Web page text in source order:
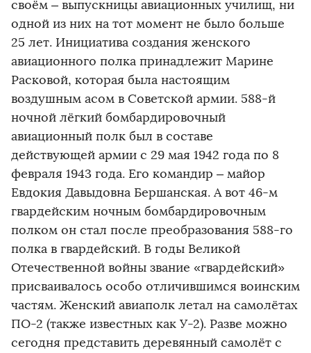
своём – выпускницы авиационных училищ, ни
одной из них на тот момент не было больше
25 лет. Инициатива создания женского
авиационного полка принадлежит Марине
Расковой, которая была настоящим
воздушным асом в Советской армии. 588-й
ночной лёгкий бомбардировочный
авиационный полк был в составе
действующей армии с 29 мая 1942 года по 8
февраля 1943 года. Его командир – майор
Евдокия Давыдовна Бершанская. А вот 46-м
гвардейским ночным бомбардировочным
полком он стал после преобразования 588-го
полка в гвардейский. В годы Великой
Отечественной войны звание «гвардейский»
присваивалось особо отличившимся воинским
частям. Женский авиаполк летал на самолётах
ПО-2 (также известных как У-2). Разве можно
сегодня представить деревянный самолёт с